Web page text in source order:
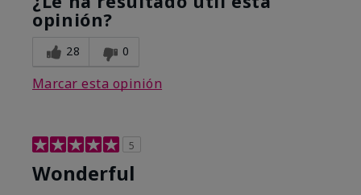
opinión?
28 0
Marcar esta opinión
5
Wonderful